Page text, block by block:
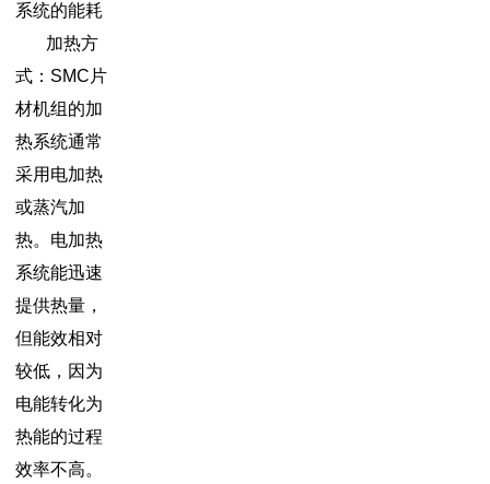
系统的能耗
加热方
式：SMC片
材机组的加
热系统通常
采用电加热
或蒸汽加
热。电加热
系统能迅速
提供热量，
但能效相对
较低，因为
电能转化为
热能的过程
效率不高。